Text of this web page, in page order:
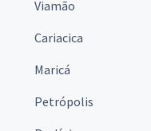
Viamão
Cariacica
Maricá
Petrópolis